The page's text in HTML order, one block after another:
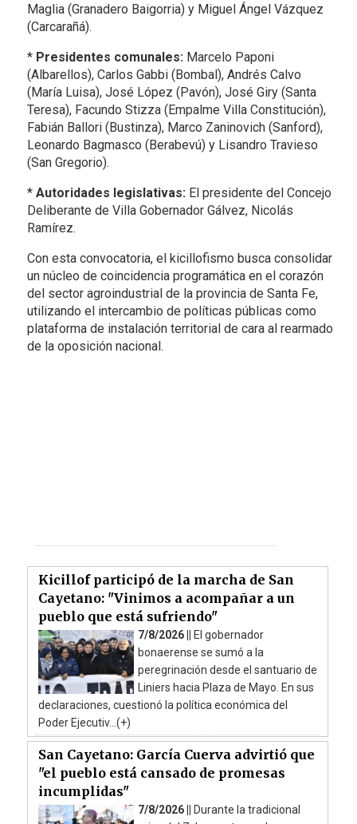
Maglia (Granadero Baigorria) y Miguel Ángel Vázquez
(Carcarañá).
* Presidentes comunales:Marcelo Paponi
(Albarellos), Carlos Gabbi (Bombal), Andrés Calvo
(María Luisa), José López (Pavón), José Giry (Santa
Teresa), Facundo Stizza (Empalme Villa Constitución),
Fabián Ballori (Bustinza), Marco Zaninovich (Sanford),
Leonardo Bagmasco (Berabevú) y Lisandro Travieso
(San Gregorio).
* Autoridades legislativas:El presidente del Concejo
Deliberante de Villa Gobernador Gálvez, Nicolás
Ramírez.
Con esta convocatoria, el kicillofismo busca consolidar
un núcleo de coincidencia programática en el corazón
del sector agroindustrial de la provincia de Santa Fe,
utilizando el intercambio de políticas públicas como
plataforma de instalación territorial de cara al rearmado
de la oposición nacional.
Kicillof participó de la marcha de San
Cayetano: "Vinimos a acompañar a un
pueblo que está sufriendo"
7/8/2026 ||
El gobernador
bonaerense se sumó a la
peregrinación desde el santuario de
Liniers hacia Plaza de Mayo. En sus
declaraciones, cuestionó la política económica del
Poder Ejecutiv...(+)
San Cayetano: García Cuerva advirtió que
"el pueblo está cansado de promesas
incumplidas"
7/8/2026 ||
Durante la tradicional